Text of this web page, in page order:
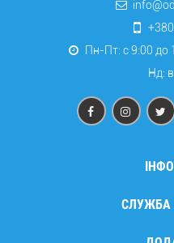
Пн-Пт: с 9:00 до
Нд:
Про
СЛУЖБА